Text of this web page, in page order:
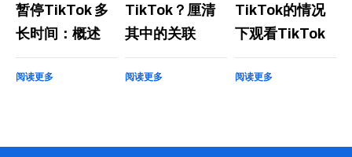
暂停TikTok 多
长时间：概述
阅读更多
TikTok？厘清
其中的关联
阅读更多
TikTok的情况
下观看TikTok
阅读更多